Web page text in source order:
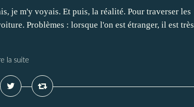
je m'y voyais. Et puis, la réalité. Pour traverser les
Problèmes : lorsque l'on est étranger, il est très
la suite